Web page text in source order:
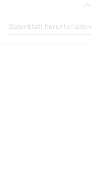
Datenblatt herunterladen